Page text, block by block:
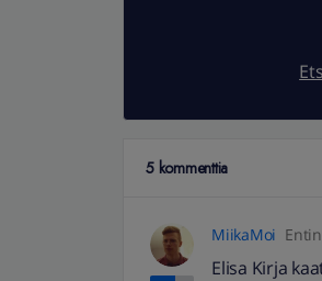
5 kommenttia
MiikaMoi
Elisa Kirja